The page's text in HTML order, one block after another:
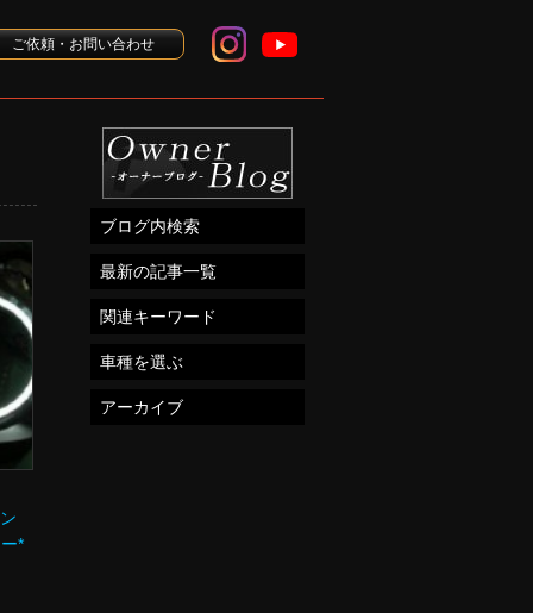
ご依頼・お問い合わせ
*
ブログ内検索
最新の記事一覧
関連キーワード
車種を選ぶ
アーカイブ